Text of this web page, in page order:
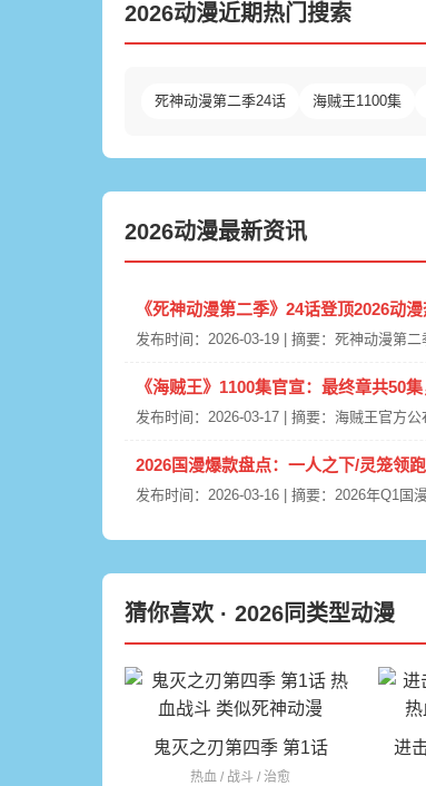
2026动漫近期热门搜索
死神动漫第二季24话 海贼王1100集
2026动漫最新资讯
《死神动漫第二季》24话登顶2026动
发布时间：2026-03-19 | 摘要：死神动漫第
《海贼王》1100集官宣：最终章共50
发布时间：2026-03-17 | 摘要：海贼王官方
2026国漫爆款盘点：一人之下/灵笼领
发布时间：2026-03-16 | 摘要：2026年Q1国
猜你喜欢 · 2026同类型动漫
鬼灭之刃第四季 第1话
热血 / 战斗 / 治愈
进